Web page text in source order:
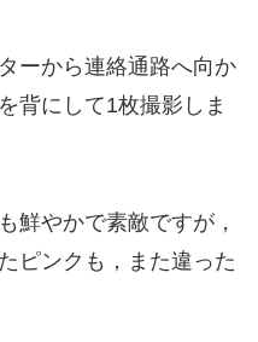
ーから連絡通路へ向か
背にして1枚撮影しま
鮮やかで素敵ですが，
ピンクも，また違った